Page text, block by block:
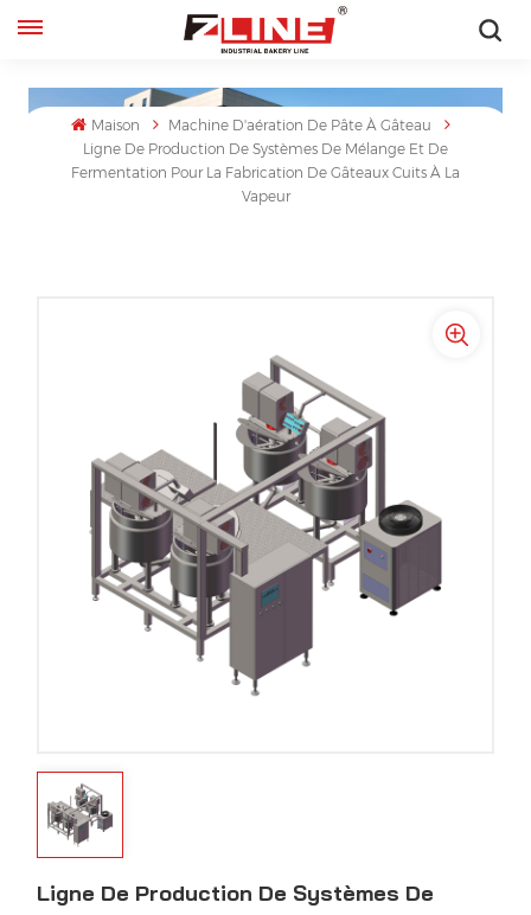
Maison
Machine D'aération De Pâte À Gâteau
Ligne De Production De Systèmes De Mélange Et De
Fermentation Pour La Fabrication De Gâteaux Cuits À La
Vapeur
Ligne De Production De Systèmes De